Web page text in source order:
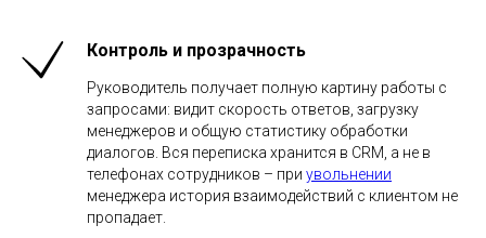
Контроль и прозрачность
Руководитель получает полную картину работы с
запросами: видит скорость ответов, загрузку
менеджеров и общую статистику обработки
диалогов. Вся переписка хранится в CRM, а не в
телефонах сотрудников – при увольнении
менеджера история взаимодействий с клиентом не
пропадает.